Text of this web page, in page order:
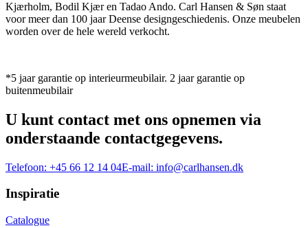
Kjærholm, Bodil Kjær en Tadao Ando. Carl Hansen & Søn staat
voor meer dan 100 jaar Deense designgeschiedenis. Onze meubelen
worden over de hele wereld verkocht.
*5 jaar garantie op interieurmeubilair. 2 jaar garantie op
buitenmeubilair
U kunt contact met ons opnemen via
onderstaande contactgegevens.
Telefoon: +45 66 12 14 04E-mail: info@carlhansen.dk
Inspiratie
Catalogue